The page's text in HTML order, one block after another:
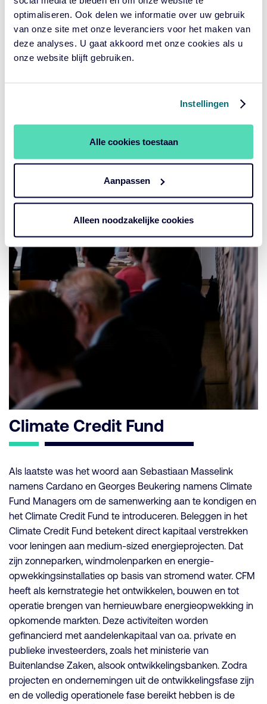
optimaliseren. Ook delen we informatie over uw gebruik
van onze site met onze leveranciers voor het maken van
deze analyses. U gaat akkoord met onze cookies als u
onze website blijft gebruiken.
Instellingen
Alle cookies toestaan
Aanpassen
Alleen noodzakelijke cookies
Climate Credit Fund
Als laatste was het woord aan Sebastiaan Masselink
namens Cardano en Georges Beukering namens Climate
Fund Managers om de samenwerking aan te kondigen en
het Climate Credit Fund te introduceren. Beleggen in het
Climate Credit Fund betekent direct kapitaal verstrekken
voor leningen aan medium-sized energieprojecten. Dat
zijn zonneparken, windmolenparken en energie-
opwekkingsinstallaties op basis van stromend water. CFM
heeft als kernstrategie het ontwikkelen, bouwen en tot
operatie brengen van hernieuwbare energieopwekking in
opkomende markten. Deze activiteiten worden
gefinancierd met aandelenkapitaal van o.a. private en
publieke investeerders, zoals het ministerie van
Buitenlandse Zaken, alsook ontwikkelingsbanken. Zodra
projecten en ondernemingen uit de ontwikkelingsfase zijn
en de volledig operationele fase bereikt hebben is de